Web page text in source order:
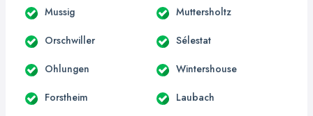
Mussig Muttersholtz
Orschwiller Sélestat
Ohlungen Wintershouse
Forstheim Laubach